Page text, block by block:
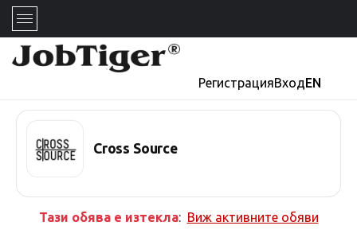
РегистрацияВходEN
Cross Source
Тази обява е изтекла: Виж активните обяви